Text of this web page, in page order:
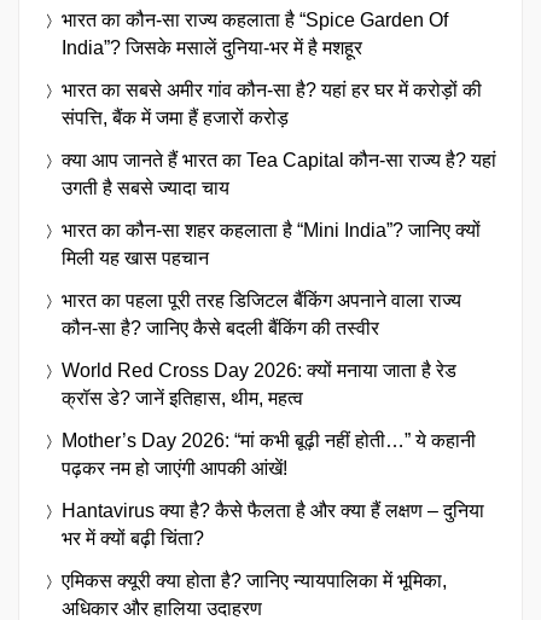
भारत का कौन-सा राज्य कहलाता है “Spice Garden Of
India”? जिसके मसालें दुनिया-भर में है मशहूर
भारत का सबसे अमीर गांव कौन-सा है? यहां हर घर में करोड़ों की
संपत्ति, बैंक में जमा हैं हजारों करोड़
क्या आप जानते हैं भारत का Tea Capital कौन-सा राज्य है? यहां
उगती है सबसे ज्यादा चाय
भारत का कौन-सा शहर कहलाता है “Mini India”? जानिए क्यों
मिली यह खास पहचान
भारत का पहला पूरी तरह डिजिटल बैंकिंग अपनाने वाला राज्य
कौन-सा है? जानिए कैसे बदली बैंकिंग की तस्वीर
World Red Cross Day 2026: क्यों मनाया जाता है रेड
क्रॉस डे? जानें इतिहास, थीम, महत्व
Mother’s Day 2026: “मां कभी बूढ़ी नहीं होती…” ये कहानी
पढ़कर नम हो जाएंगी आपकी आंखें!
Hantavirus क्या है? कैसे फैलता है और क्या हैं लक्षण – दुनिया
भर में क्यों बढ़ी चिंता?
एमिकस क्यूरी क्या होता है? जानिए न्यायपालिका में भूमिका,
अधिकार और हालिया उदाहरण